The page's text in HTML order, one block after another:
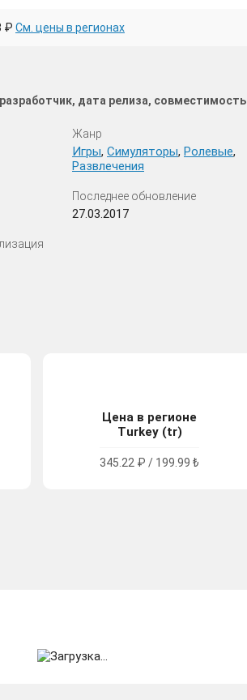
₽ См. цены в регионах
дата релиза, совместимость
Жанр
Игры, Симуляторы, Ролевые,
Развлечения
Последнее обновление
27.03.2017
Цена в регионе
Turkey (tr)
345.22 ₽ / 199.99 ₺